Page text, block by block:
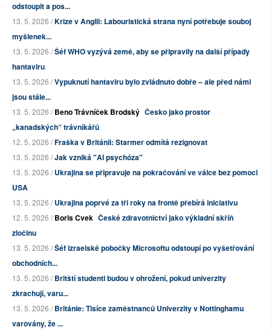
odstoupit a pos...
13. 5. 2026 /Krize v Anglii: Labouristická strana nyní potřebuje souboj
myšlenek...
13. 5. 2026 /Šéf WHO vyzývá země, aby se připravily na další případy
hantaviru
13. 5. 2026 /Vypuknutí hantaviru bylo zvládnuto dobře – ale před námi
jsou stále...
13. 5. 2026 /Beno Trávníček Brodský Česko jako prostor
„kanadských“ trávníkářů
12. 5. 2026 /Fraška v Británii: Starmer odmítá rezignovat
13. 5. 2026 /Jak vzniká "AI psychóza"
13. 5. 2026 /Ukrajina se připravuje na pokračování ve válce bez pomoci
USA
13. 5. 2026 /Ukrajina poprvé za tři roky na frontě přebírá iniciativu
12. 5. 2026 /Boris Cvek České zdravotnictví jako výkladní skříň
zločinu
13. 5. 2026 /Šéf izraelské pobočky Microsoftu odstoupí po vyšetřování
obchodních...
13. 5. 2026 /Britští studenti budou v ohrožení, pokud univerzity
zkrachují, varu...
13. 5. 2026 /Británie: Tisíce zaměstnanců Univerzity v Nottinghamu
varovány, že ...